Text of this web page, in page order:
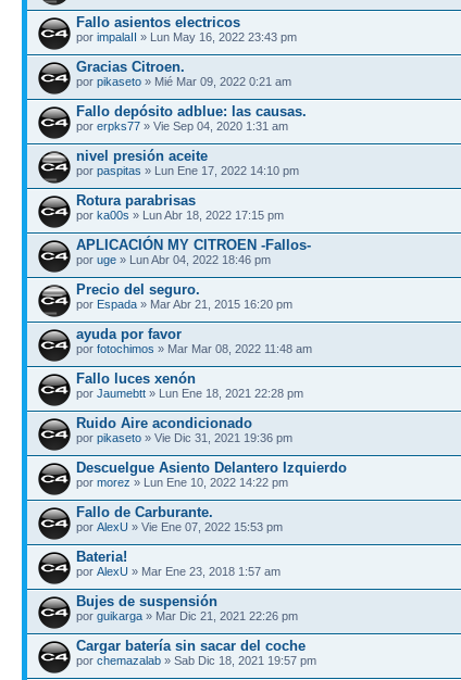
Fallo asientos electricos
por impalaII » Lun May 16, 2022 23:43 pm
Gracias Citroen.
por pikaseto » Mié Mar 09, 2022 0:21 am
Fallo depósito adblue: las causas.
por erpks77 » Vie Sep 04, 2020 1:31 am
nivel presión aceite
por paspitas » Lun Ene 17, 2022 14:10 pm
Rotura parabrisas
por ka00s » Lun Abr 18, 2022 17:15 pm
APLICACIÓN MY CITROEN -Fallos-
por uge » Lun Abr 04, 2022 18:46 pm
Precio del seguro.
por Espada » Mar Abr 21, 2015 16:20 pm
ayuda por favor
por fotochimos » Mar Mar 08, 2022 11:48 am
Fallo luces xenón
por Jaumebtt » Lun Ene 18, 2021 22:28 pm
Ruido Aire acondicionado
por pikaseto » Vie Dic 31, 2021 19:36 pm
Descuelgue Asiento Delantero Izquierdo
por morez » Lun Ene 10, 2022 14:22 pm
Fallo de Carburante.
por AlexU » Vie Ene 07, 2022 15:53 pm
Bateria!
por AlexU » Mar Ene 23, 2018 1:57 am
Bujes de suspensión
por guikarga » Mar Dic 21, 2021 22:26 pm
Cargar batería sin sacar del coche
por chemazalab » Sab Dic 18, 2021 19:57 pm